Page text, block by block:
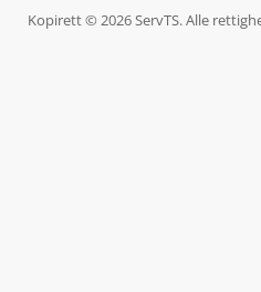
Kopirett © 2026 ServTS. Alle